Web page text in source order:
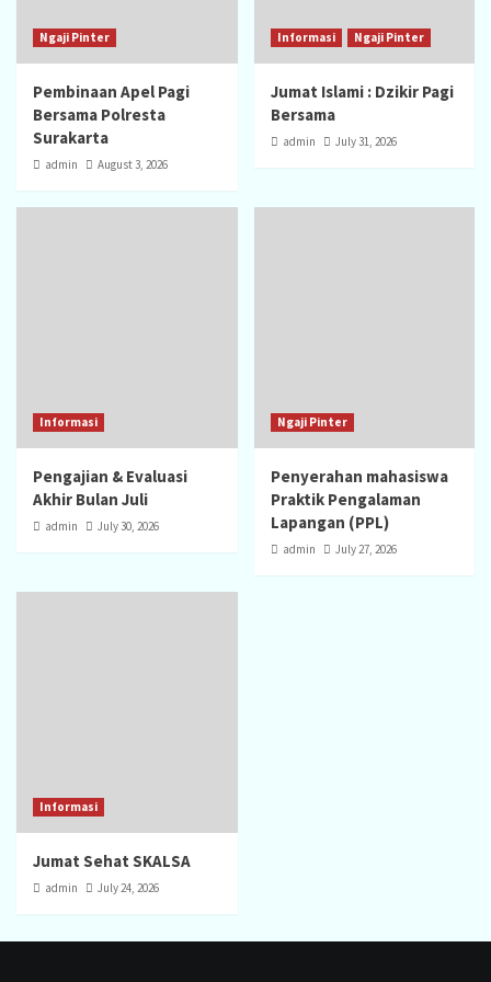
Ngaji Pinter
Pembinaan Apel Pagi
Bersama Polresta
Surakarta
admin August 3, 2026
Informasi Ngaji Pinter
Jumat Islami : Dzikir Pagi
Bersama
admin July 31, 2026
Informasi
Pengajian & Evaluasi
Akhir Bulan Juli
admin July 30, 2026
Ngaji Pinter
Penyerahan mahasiswa
Praktik Pengalaman
Lapangan (PPL)
admin July 27, 2026
Informasi
Jumat Sehat SKALSA
admin July 24, 2026